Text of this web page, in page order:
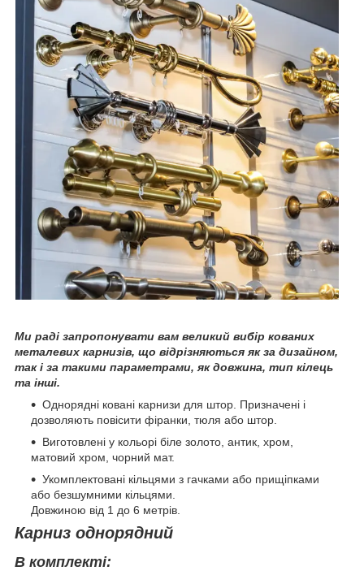
Ми раді запропонувати вам великий вибір кованих
металевих карнизів, що відрізняються як за дизайном,
так і за такими параметрами, як довжина, тип кілець
та інші.
Однорядні ковані карнизи для штор. Призначені і
дозволяють повісити фіранки, тюля або штор.
Виготовлені у кольорі біле золото, антик, хром,
матовий хром, чорний мат.
Укомплектовані кільцями з гачками або прищіпками
або безшумними кільцями.
Довжиною від 1 до 6 метрів.
Карниз однорядний
В комплекті: